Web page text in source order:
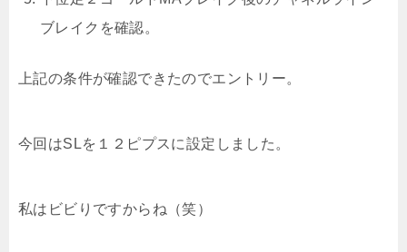
ブレイクを確認。
上記の条件が確認できたのでエントリー。
今回はSLを１２ピプスに設定しました。
私はビビりですからね（笑）